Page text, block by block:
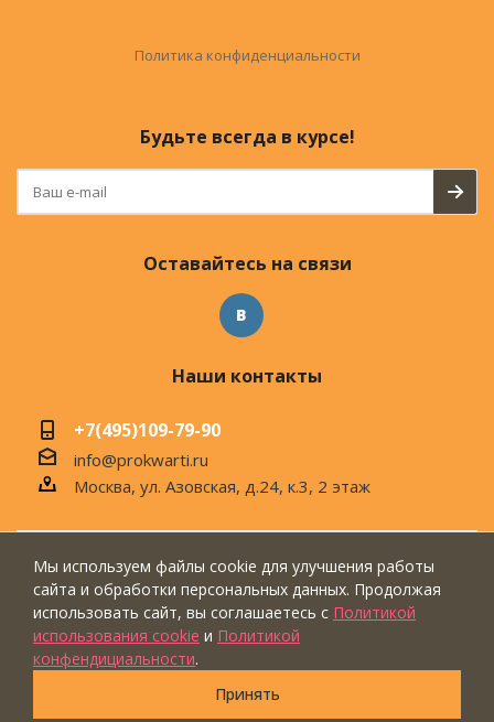
Политика конфиденциальности
Будьте всегда в курсе!
Оставайтесь на связи
Наши контакты
+7(495)109-79-90
info@prokwarti.ru
Москва, ул. Азовская, д.24, к.3, 2 этаж
© 2026 Магазин современного интерьера
"ПроКвартиРу"
Мы используем файлы cookie для улучшения работы
сайта и обработки персональных данных. Продолжая
использовать сайт, вы соглашаетесь с Политикой
использования cookie и Политикой
конфендициальности.
Принять